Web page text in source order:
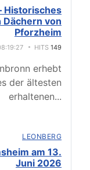
Historisches
von
Pforzheim
HITS 149
erhebt
der ältesten
erhaltenen...
LEONBERG
am 13.
Juni 2026